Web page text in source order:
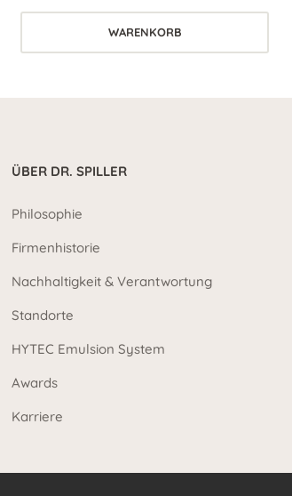
WARENKORB
ÜBER DR. SPILLER
Philosophie
Firmenhistorie
Nachhaltigkeit & Verantwortung
Standorte
HYTEC Emulsion System
Awards
Karriere